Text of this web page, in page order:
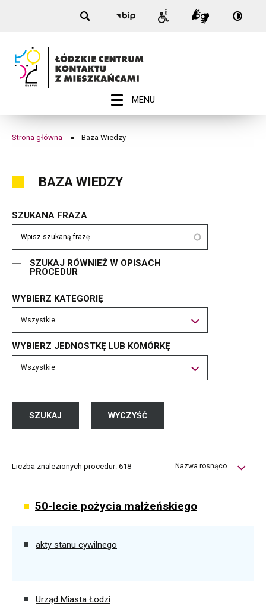
Wiedzy
Łódzkie
Kontaktu
Nagłówek
-
Łódź
główne
ROZWIŃ
MENU
Strona główna Baza Wiedzy
BAZA WIEDZY
SZUKANA FRAZA
SZUKAJ RÓWNIEŻ W OPISACH
PROCEDUR
WYBIERZ KATEGORIĘ
WYBIERZ JEDNOSTKĘ LUB KOMÓRKĘ
Liczba znalezionych procedur: 618
50-lecie pożycia małżeńskiego
akty stanu cywilnego
Urząd Miasta Łodzi